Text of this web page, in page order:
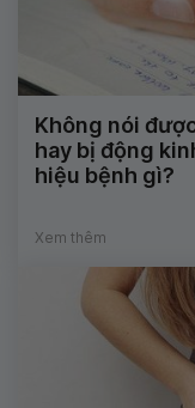
Không nói
hay bị động
hiệu bệnh gì?
Xem thêm